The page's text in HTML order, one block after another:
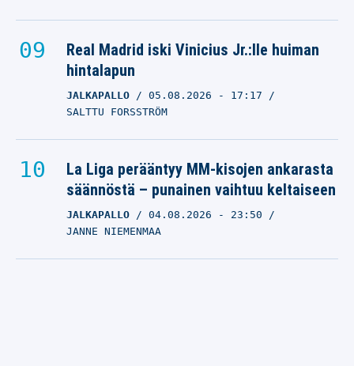
Real Madrid iski Vinicius Jr.:lle huiman
hintalapun
JALKAPALLO 05.08.2026 - 17:17
SALTTU FORSSTRÖM
La Liga perääntyy MM-kisojen ankarasta
säännöstä – punainen vaihtuu keltaiseen
JALKAPALLO 04.08.2026 - 23:50
JANNE NIEMENMAA